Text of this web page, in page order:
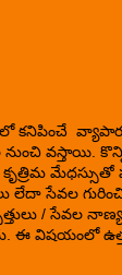
కనిపించే వ్యాపార
నుంచి వస్తాయి.
కృత్రిమ
లేదా సేవల
/ సేవల
ఈ విషయంలో